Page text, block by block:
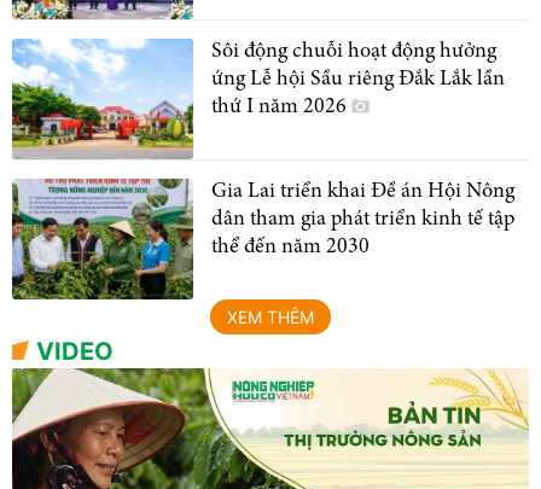
Sôi động chuỗi hoạt động hưởng
ứng Lễ hội Sầu riêng Đắk Lắk lần
thứ I năm 2026
Gia Lai triển khai Đề án Hội Nông
dân tham gia phát triển kinh tế tập
thể đến năm 2030
XEM THÊM
VIDEO